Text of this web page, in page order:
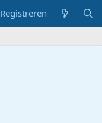
Registreren